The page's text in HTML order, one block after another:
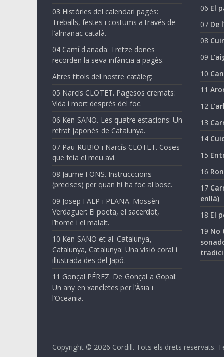
03 Històries del calendari pagès:
Treballs, festes i costums a través de
l’almanac català.
04 Camí d'anada: Tretze dones
recorden la seva infància a pagès.
Altres títols del nostre catàleg:
05 Narcís CLOTET. Pagesos cremats:
Vida i mort després del foc.
06 Ken SANO. Les quatre estacions: Un
retrat japonès de Catalunya.
07 Pau RUBIO i Narcís CLOTET. Coses
que feia el meu avi.
08 Jaume FONS. Instrucccions
(precises) per quan hi ha foc al bosc.
09 Josep FALP i PLANA. Mossèn
Verdaguer: El poeta, el sacerdot,
l’home i el malalt.
10 Ken SANO et al. Catalunya,
Catalunya, Catalunya: Una visió coral i
il·lustrada des del Japó.
11 Gonçal PÉREZ. De Gonçal a Gopal:
Un any en xancletes per l’Àsia i
l’Oceania.
06 El
07 De
08
09
10
11
12
13
14
15
16
17
enllà)
18 El
19 No
Copyright © 2026 Cordill. Tots els drets reservats.